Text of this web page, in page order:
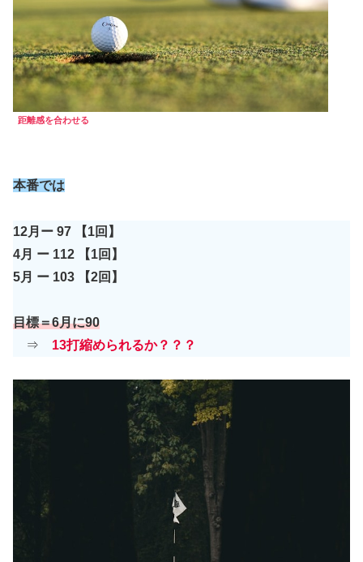
距離感を合わせる
本番では
12月ー 97 【1回】
4月 ー 112 【1回】
5月 ー 103 【2回】
目標＝6月に90
⇒ 13打縮められるか？？？